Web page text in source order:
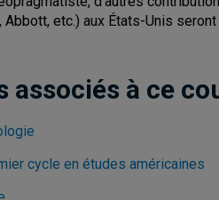
Abbott, etc.) aux États-Unis
associés à ce
cycle en études américaines